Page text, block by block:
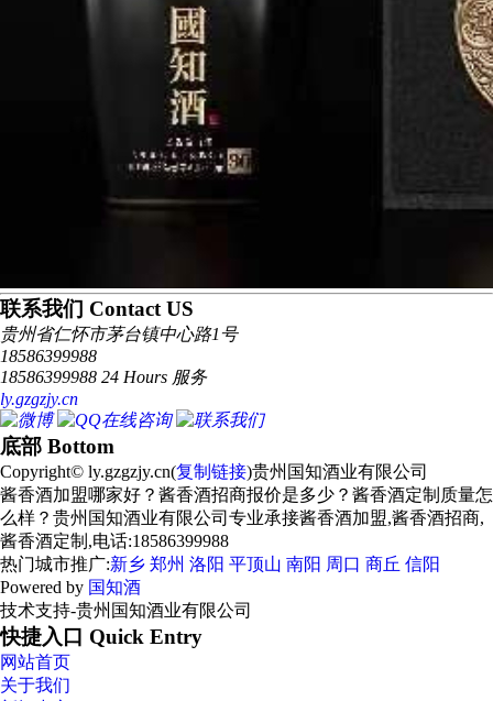
联系我们 Contact US
贵州省仁怀市茅台镇中心路1号
18586399988
18586399988 24 Hours 服务
ly.gzgzjy.cn
底部 Bottom
Copyright© ly.gzgzjy.cn(复制链接)贵州国知酒业有限公司
酱香酒加盟哪家好？酱香酒招商报价是多少？酱香酒定制质量怎
么样？贵州国知酒业有限公司专业承接酱香酒加盟,酱香酒招商,
酱香酒定制,电话:18586399988
热门城市推广:新乡 郑州 洛阳 平顶山 南阳 周口 商丘 信阳
Powered by 国知酒
技术支持-贵州国知酒业有限公司
快捷入口 Quick Entry
网站首页
关于我们